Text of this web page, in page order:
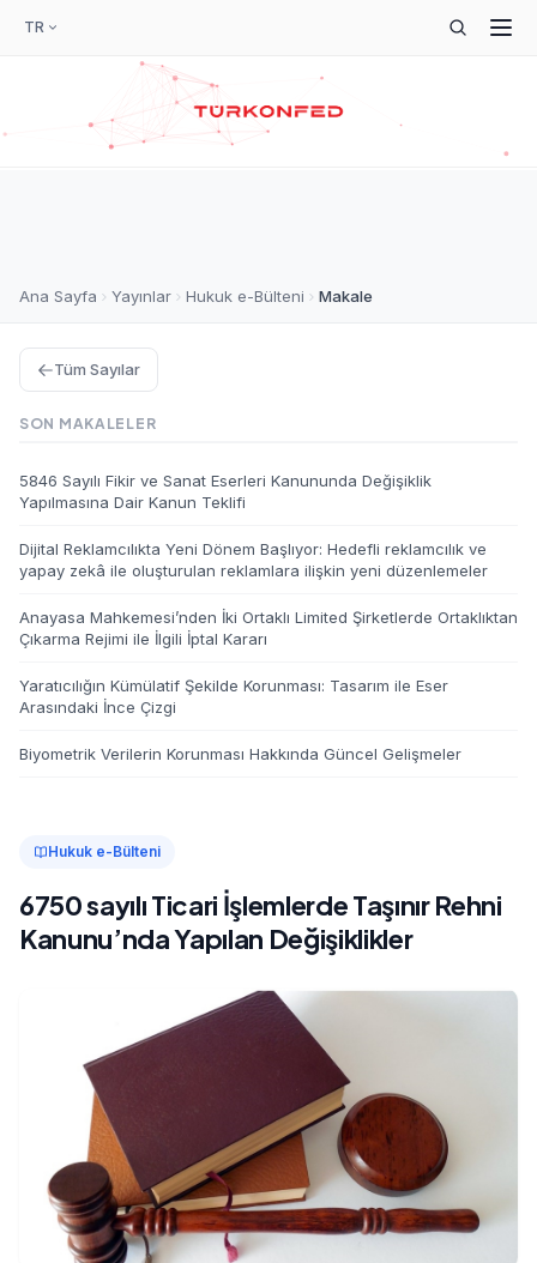
TR
Ana Sayfa Yayınlar Hukuk e-Bülteni Makale
Hukuk e-Bülteni
6750 sayılı Ticari İşlemlerde Taşınır Rehni
Kanunu’nda Yapılan Değişiklikler
Tüm Sayılar
SON MAKALELER
5846 Sayılı Fikir ve Sanat Eserleri Kanununda Değişiklik
Yapılmasına Dair Kanun Teklifi
Dijital Reklamcılıkta Yeni Dönem Başlıyor: Hedefli reklamcılık ve
yapay zekâ ile oluşturulan reklamlara ilişkin yeni düzenlemeler
Anayasa Mahkemesi’nden İki Ortaklı Limited Şirketlerde Ortaklıktan
Çıkarma Rejimi ile İlgili İptal Kararı
Yaratıcılığın Kümülatif Şekilde Korunması: Tasarım ile Eser
Arasındaki İnce Çizgi
Biyometrik Verilerin Korunması Hakkında Güncel Gelişmeler